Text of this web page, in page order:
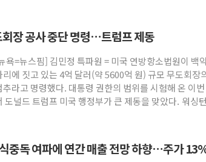
, 대한민국 다음 100년 밑거름…수도권 집중 완
간 마라톤 부동산 2차 회의' 주재… "전폭적 공급
폴리실리콘 관세 15% 부과…美 태양광주 급등
에르도안의 만남
란 최고지도자 위독…곧 사망해도 놀랍지 않아"
장 공사 중단 명령…트럼프 제동
욕=뉴스핌] 김민정 특파원 = 미국 연방항소법원이 백
리에 짓고 있는 4억 달러(약 5600억 원) 규모 무도회장
추라고 명령했다. 대통령 권한의 범위를 시험해 온 이
도널드 트럼프 미국 행정부가 큰 제동을 맞았다. 워싱
중독 여파에 연간 매출 전망 하향…주가